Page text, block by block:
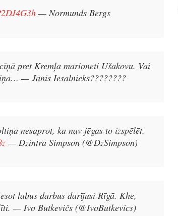
— Normunds Bergs
pret Kremļa marioneti Ušakovu. Vai
— Jānis Iesalnieks????????
nesaprot, ka nav jēgas to izspēlēt.
— Dzintra Simpson (@DzSimpson)
labus darbus darījusi Rīgā. Khe,
— Ivo Butkevičs (@IvoButkevics)